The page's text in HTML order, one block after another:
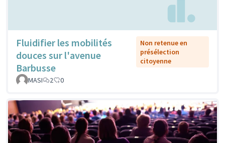
Fluidifier les mobilités
douces sur l'avenue
Barbusse
Non retenue en
présélection
citoyenne
MASI 2 0